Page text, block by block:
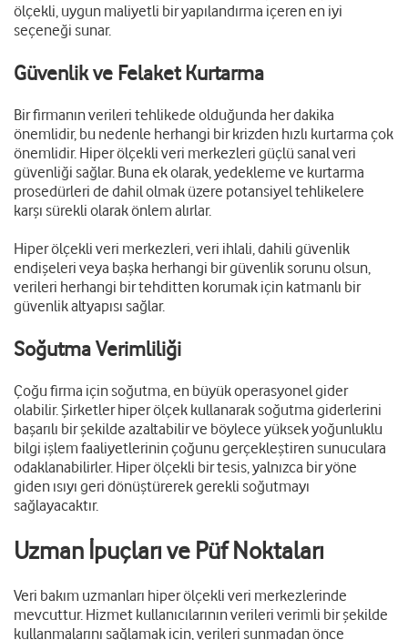
ölçekli, uygun maliyetli bir yapılandırma içeren en iyi
seçeneği sunar.
Güvenlik ve Felaket Kurtarma
Bir firmanın verileri tehlikede olduğunda her dakika
önemlidir, bu nedenle herhangi bir krizden hızlı kurtarma çok
önemlidir. Hiper ölçekli veri merkezleri güçlü sanal veri
güvenliği sağlar. Buna ek olarak, yedekleme ve kurtarma
prosedürleri de dahil olmak üzere potansiyel tehlikelere
karşı sürekli olarak önlem alırlar.
Hiper ölçekli veri merkezleri, veri ihlali, dahili güvenlik
endişeleri veya başka herhangi bir güvenlik sorunu olsun,
verileri herhangi bir tehditten korumak için katmanlı bir
güvenlik altyapısı sağlar.
Soğutma Verimliliği
Çoğu firma için soğutma, en büyük operasyonel gider
olabilir. Şirketler hiper ölçek kullanarak soğutma giderlerini
başarılı bir şekilde azaltabilir ve böylece yüksek yoğunluklu
bilgi işlem faaliyetlerinin çoğunu gerçekleştiren sunuculara
odaklanabilirler. Hiper ölçekli bir tesis, yalnızca bir yöne
giden ısıyı geri dönüştürerek gerekli soğutmayı
sağlayacaktır.
Uzman İpuçları ve Püf Noktaları
Veri bakım uzmanları hiper ölçekli veri merkezlerinde
mevcuttur. Hizmet kullanıcılarının verileri verimli bir şekilde
kullanmalarını sağlamak için, verileri sunmadan önce